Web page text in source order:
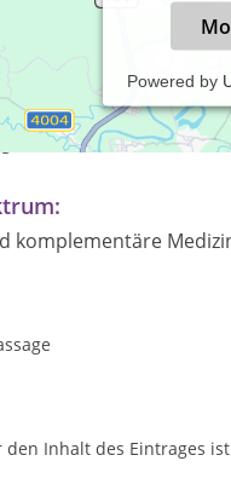
Powered by
komplementäre
Inhalt des Eintrages